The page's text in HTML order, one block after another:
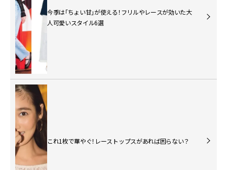
今季は「ちょい甘」が使える！フリルやレースが効いた大
人可愛いスタイル6選
これ1枚で華やぐ！レーストップスがあれば困らない？